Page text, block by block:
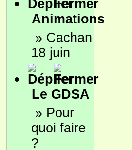
Animations
» Cachan
18 juin
Le GDSA
» Pour
quoi faire
?